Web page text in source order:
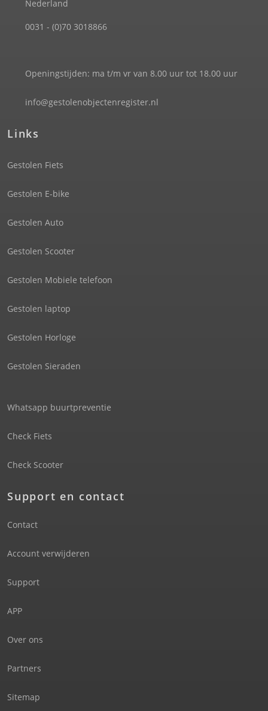
Nederland
0031 - (0)70 3018866
Openingstijden: ma t/m vr van 8.00 uur tot 18.00 uur
info@gestolenobjectenregister.nl
Links
Gestolen Fiets
Gestolen E-bike
Gestolen Auto
Gestolen Scooter
Gestolen Mobiele telefoon
Gestolen laptop
Gestolen Horloge
Gestolen Sieraden
Whatsapp buurtpreventie
Check Fiets
Check Scooter
Support en contact
Contact
Account verwijderen
Support
APP
Over ons
Partners
Sitemap